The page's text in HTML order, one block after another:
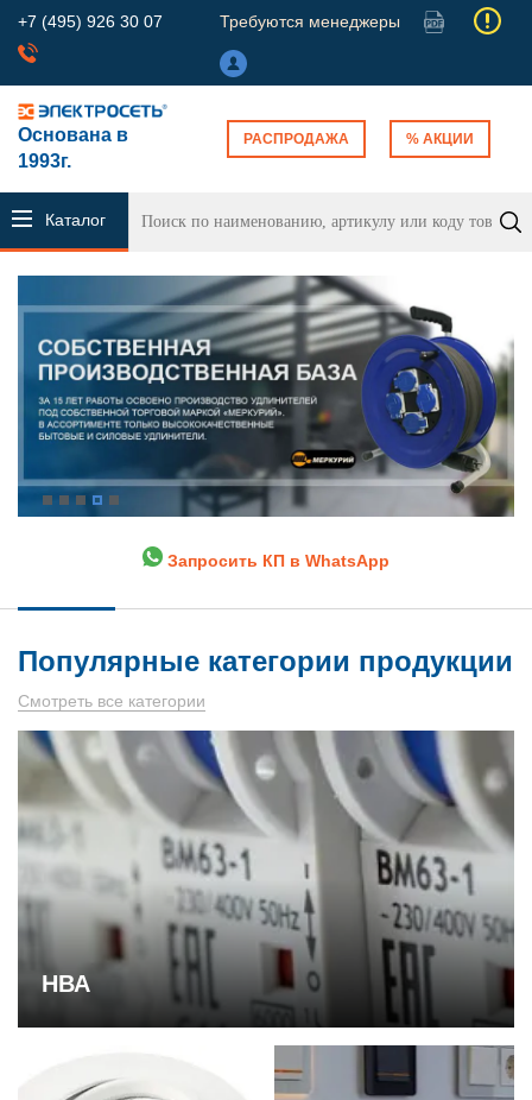
+7 (495) 926 30 07 Требуются менеджеры
Основана в
1993г.
РАСПРОДАЖА % АКЦИИ
Каталог
продукции
Запросить КП в WhatsApp
Популярные категории продукции
Смотреть все категории
НВА